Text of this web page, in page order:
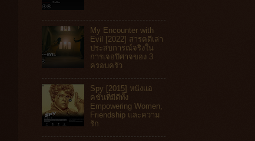
My Encounter with
Evil [2022] สารคดีเล่า
ประสบการณ์จริงใน
การเจอปีศาจของ 3
ครอบครัว
Spy [2015] หนังแอ
คชันที่มีดีทั้ง
Empowering Women,
Friendship และความ
รัก